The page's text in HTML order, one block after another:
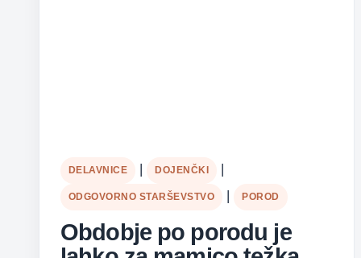
DELAVNICE DOJENČKI
ODGOVORNO STARŠEVSTVO POROD
Obdobje po porodu je